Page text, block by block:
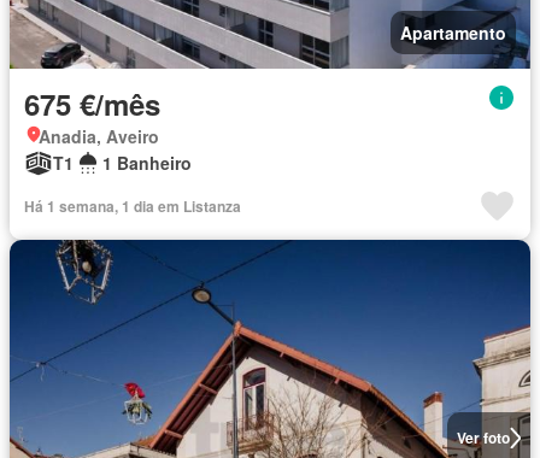
Apartamento
675 €/mês
Anadia, Aveiro
T1
1 Banheiro
Há 1 semana, 1 dia em Listanza
Ver foto